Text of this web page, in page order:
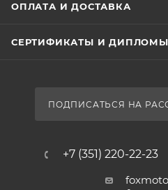
ОПЛАТА И ДОСТАВКА
СЕРТИФИКАТЫ И ДИПЛОМЫ
ПОДПИСАТЬСЯ НА
+7 (351) 220-22-23